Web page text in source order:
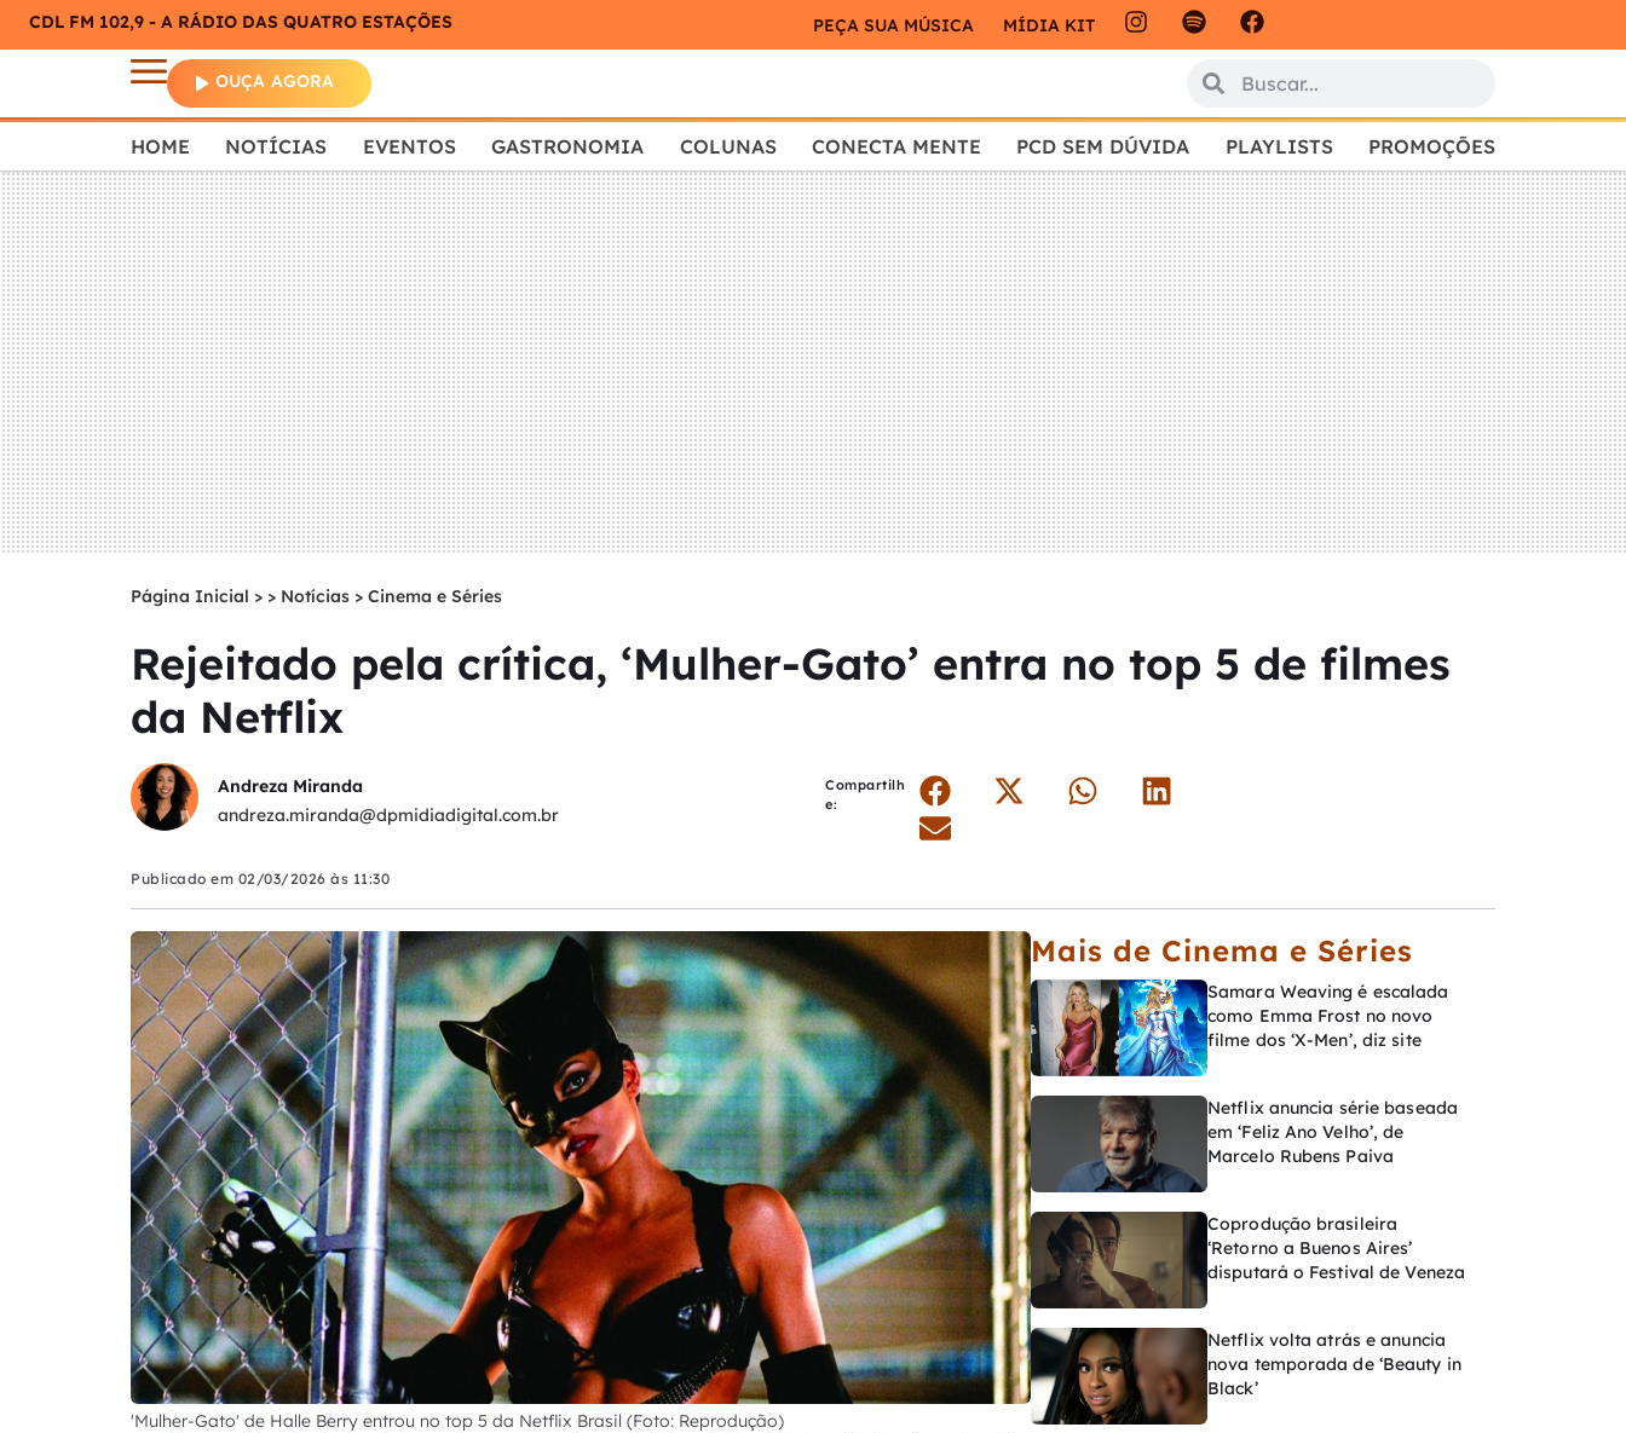
CDL FM 102,9 - A RÁDIO DAS QUATRO ESTAÇÕES PEÇA SUA MÚSICA MÍDIA KIT
OUÇA AGORA
HOME NOTÍCIAS EVENTOS GASTRONOMIA COLUNAS CONECTA MENTE PCD SEM DÚVIDA PLAYLISTS PROMOÇÕES
Página Inicial > Notícias > Cinema e Séries
Rejeitado pela crítica, ‘Mulher-Gato’ entra no top 5 de filmes
da Netflix
Andreza Miranda
andreza.miranda@dpmidiadigital.com.br
Compartilh
e:
Publicado em 02/03/2026 às 11:30
'Mulher-Gato' de Halle Berry entrou no top 5 da Netflix Brasil (Foto: Reprodução)
Mais de Cinema e Séries
Samara Weaving é escalada
como Emma Frost no novo
filme dos ‘X-Men’, diz site
Netflix anuncia série baseada
em ‘Feliz Ano Velho’, de
Marcelo Rubens Paiva
Coprodução brasileira
‘Retorno a Buenos Aires’
disputará o Festival de Veneza
Netflix volta atrás e anuncia
nova temporada de ‘Beauty in
Black’